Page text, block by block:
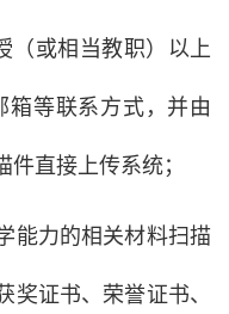
或相当教职）以上
箱等联系方式，并由
直接上传系统；
能力的相关材料扫描
奖证书、荣誉证书、